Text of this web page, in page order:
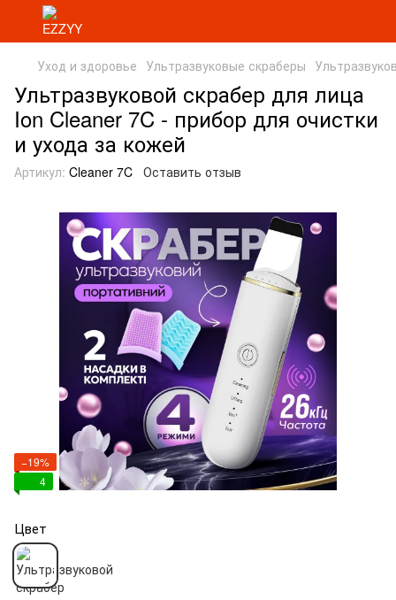
Уход и здоровье Ультразвуковые скраберы
Ультразвуковой скрабер для лица
Ion Cleaner 7C - прибор для очистки
и ухода за кожей
Артикул: Cleaner 7C Оставить отзыв
−19%
4
Цвет